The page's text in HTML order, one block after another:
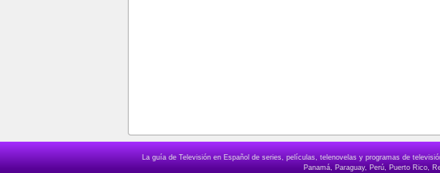
La guía de Televisión en Español de series, películas, telenovelas y programas de
Panamá, Paraguay, Perú, Puerto Rico,